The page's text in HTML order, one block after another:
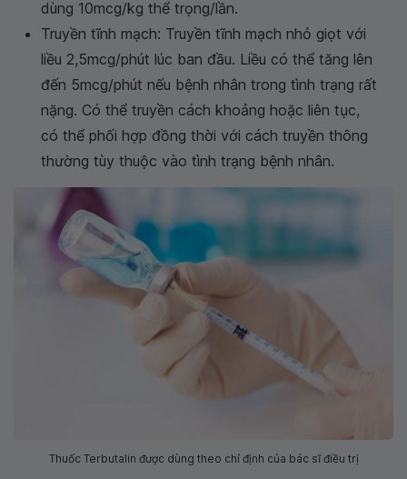
dùng 10mcg/kg thể trọng/lần.
Truyền tĩnh mạch: Truyền tĩnh mạch nhỏ giọt với
liều 2,5mcg/phút lúc ban đầu. Liều có thể tăng lên
đến 5mcg/phút nếu bệnh nhân trong tình trạng rất
nặng. Có thể truyền cách khoảng hoặc liên tục,
có thể phối hợp đồng thời với cách truyền thông
thường tùy thuộc vào tình trạng bệnh nhân.
Thuốc Terbutalin được dùng theo chỉ định của bác sĩ điều trị